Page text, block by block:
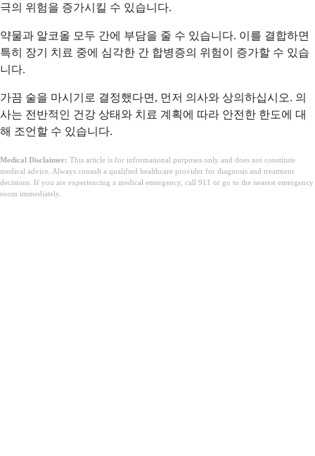
극의 위험을 증가시킬 수 있습니다.
약물과 알코올 모두 간에 부담을 줄 수 있습니다. 이를 결합하면
특히 장기 치료 중에 심각한 간 합병증의 위험이 증가할 수 있습
니다.
가끔 술을 마시기로 결정했다면, 먼저 의사와 상의하십시오. 의
사는 전반적인 건강 상태와 치료 계획에 따라 안전한 한도에 대
해 조언할 수 있습니다.
Medical Disclaimer: This article is for informational purposes only and does not constitute
medical advice. Always consult a qualified healthcare provider for diagnosis and treatment
decisions. If you are experiencing a medical emergency, call 911 or go to the nearest emergency
room immediately.